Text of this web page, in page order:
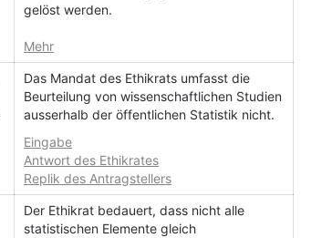
gelöst werden.
Mehr
Das Mandat des Ethikrats umfasst die
Beurteilung von wissenschaftlichen Studien
ausserhalb der öffentlichen Statistik nicht.
Eingabe
Antwort des Ethikrates
Replik des Antragstellers
Der Ethikrat bedauert, dass nicht alle
statistischen Elemente gleich